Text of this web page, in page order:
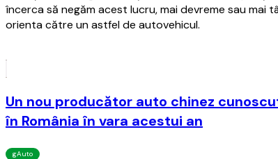
încerca să negăm acest lucru, mai devreme sau mai
orienta către un astfel de autovehicul.
Un nou producător auto chinez
în România în vara acestui an
gAuto